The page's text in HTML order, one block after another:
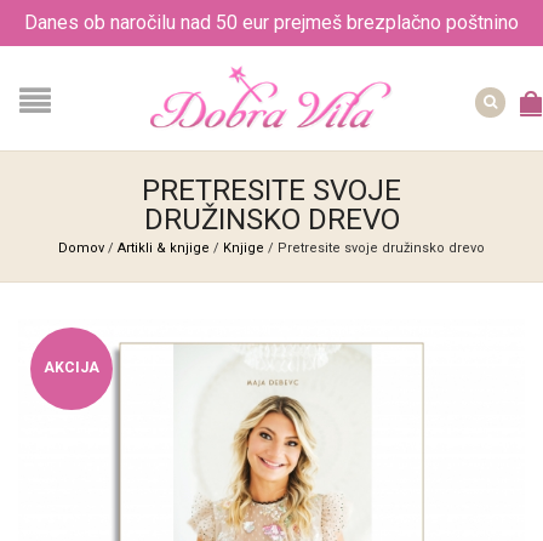
Danes ob naročilu nad 50 eur prejmeš brezplačno poštnino
PRETRESITE SVOJE
DRUŽINSKO DREVO
Domov / Artikli & knjige / Knjige / Pretresite svoje družinsko drevo
AKCIJA